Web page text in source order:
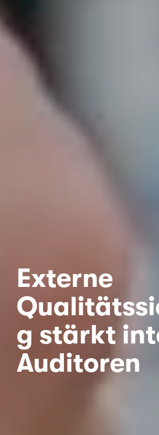
Externe
g stärkt
Auditoren